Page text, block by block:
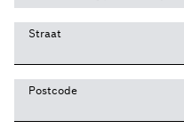
Straat
Postcode